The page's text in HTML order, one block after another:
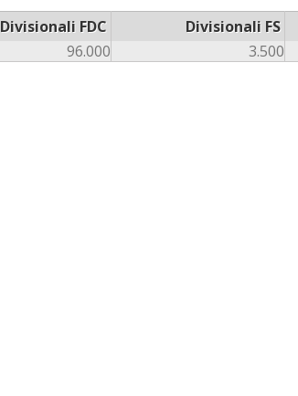
Divisionali FDC Divisionali FS
96.000 3.500